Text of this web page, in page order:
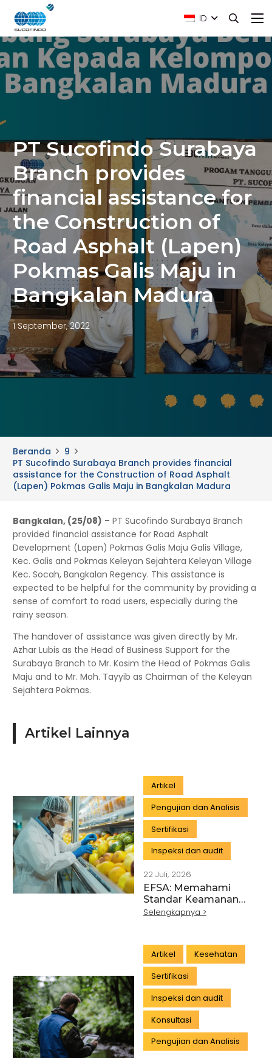
ID
PT Sucofindo Surabaya
Branch provides
financial assistance for
the Construction of
Road Asphalt (Lapen)
Pokmas Galis Maju in
Bangkalan Madura
1 September, 2022
Beranda
9
PT Sucofindo Surabaya Branch provides financial
assistance for the Construction of Road Asphalt
(Lapen) Pokmas Galis Maju in Bangkalan Madura
Bangkalan, (25/08) – PT Sucofindo Surabaya Branch
provided financial assistance for Road Asphalt
Development (Lapen) Pokmas Galis Maju Galis Village,
Kec. Galis and Pokmas Keleyan Sejahtera Keleyan Village
Kec. Socah, Bangkalan Regency. This assistance is
expected to be helpful for the community by providing a
sense of comfort to road users, especially during the
rainy season.
The handover of assistance was given directly by Mr.
Azhar Lubis as the Head of Business Support for the
Surabaya Branch to Mr. Kosim the Head of Pokmas Galis
Maju and to Mr. Moh. Tayyib as Chairman of the Keleyan
Sejahtera Pokmas.
Artikel Lainnya
Artikel
Pengujian dan Analisis
Sertifikasi
Inspeksi dan audit
22 Juli, 2026
EFSA: Memahami
Standar Keamanan
Pangan Uni Eropa
Selengkapnya >
Artikel
Kesehatan
Sertifikasi
Inspeksi dan audit
Konsultasi
Pengujian dan Analisis